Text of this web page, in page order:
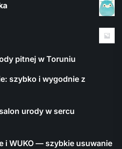
pitnej w Toruniu
szybko i wygodnie z
urody w sercu
i WUKO — szybkie usuwanie